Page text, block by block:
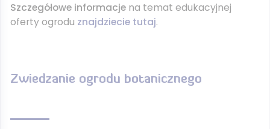
Szczegółowe informacje na temat edukacyjnej
oferty ogrodu znajdziecie tutaj.
Zwiedzanie ogrodu botanicznego